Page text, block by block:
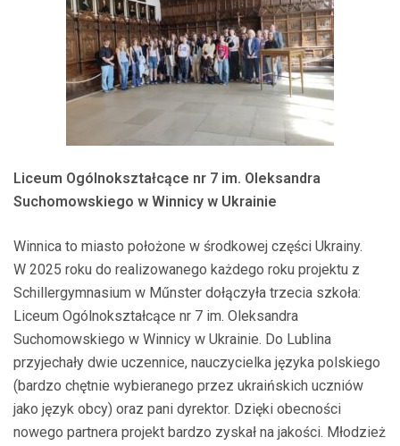
Liceum Ogólnokształcące nr 7 im. Oleksandra
Suchomowskiego w Winnicy w Ukrainie
Winnica to miasto położone w środkowej części Ukrainy.
W 2025 roku do realizowanego każdego roku projektu z
Schillergymnasium w Műnster dołączyła trzecia szkoła:
Liceum Ogólnokształcące nr 7 im. Oleksandra
Suchomowskiego w Winnicy w Ukrainie. Do Lublina
przyjechały dwie uczennice, nauczycielka języka polskiego
(bardzo chętnie wybieranego przez ukraińskich uczniów
jako język obcy) oraz pani dyrektor. Dzięki obecności
nowego partnera projekt bardzo zyskał na jakości. Młodzież